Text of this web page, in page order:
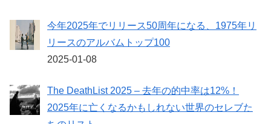
今年2025年でリリース50周年になる、1975年リ
リースのアルバムトップ100
2025-01-08
The DeathList 2025 – 去年の的中率は12%！
2025年に亡くなるかもしれない世界のセレブた